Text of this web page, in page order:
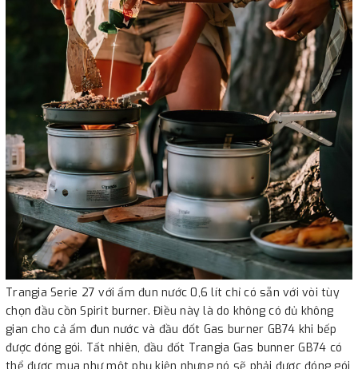
Trangia Serie 27 với ấm đun nước 0,6 lít chỉ có sẵn với vòi tùy
chọn đầu cồn Spirit burner. Điều này là do không có đủ không
gian cho cả ấm đun nước và đầu đốt Gas burner GB74 khi bếp
được đóng gói. Tất nhiên, đầu đốt Trangia Gas bunner GB74 có